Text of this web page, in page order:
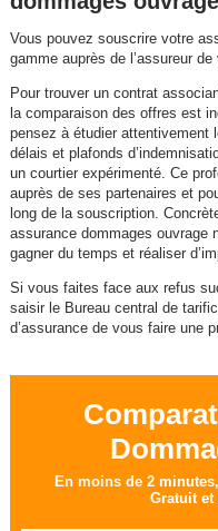
Vous pouvez souscrire votre
gamme auprès de l’assureur
Pour trouver un contrat
la comparaison des offres est
pensez à étudier attentivement
délais et plafonds
un courtier expérimenté. Ce
auprès de ses partenaires et
long de la souscription.
assurance dommages ouvrage
gagner du temps et réaliser
Si vous faites face aux refus
saisir le Bureau central de
d’assurance de vous faire une
En moins de 2
Gratuit et